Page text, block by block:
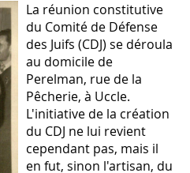
La réunion constitutive
du Comité de Défense
des Juifs (CDJ) se déroula
au domicile de
Perelman, rue de la
Pêcherie, à Uccle.
L'initiative de la création
du CDJ ne lui revient
cependant pas, mais il
en fut, sinon l'artisan, du